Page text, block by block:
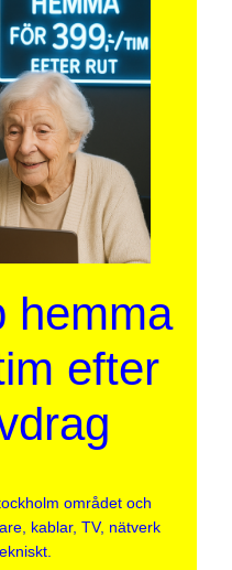
hemma
efter
området och
kablar, TV, nätverk